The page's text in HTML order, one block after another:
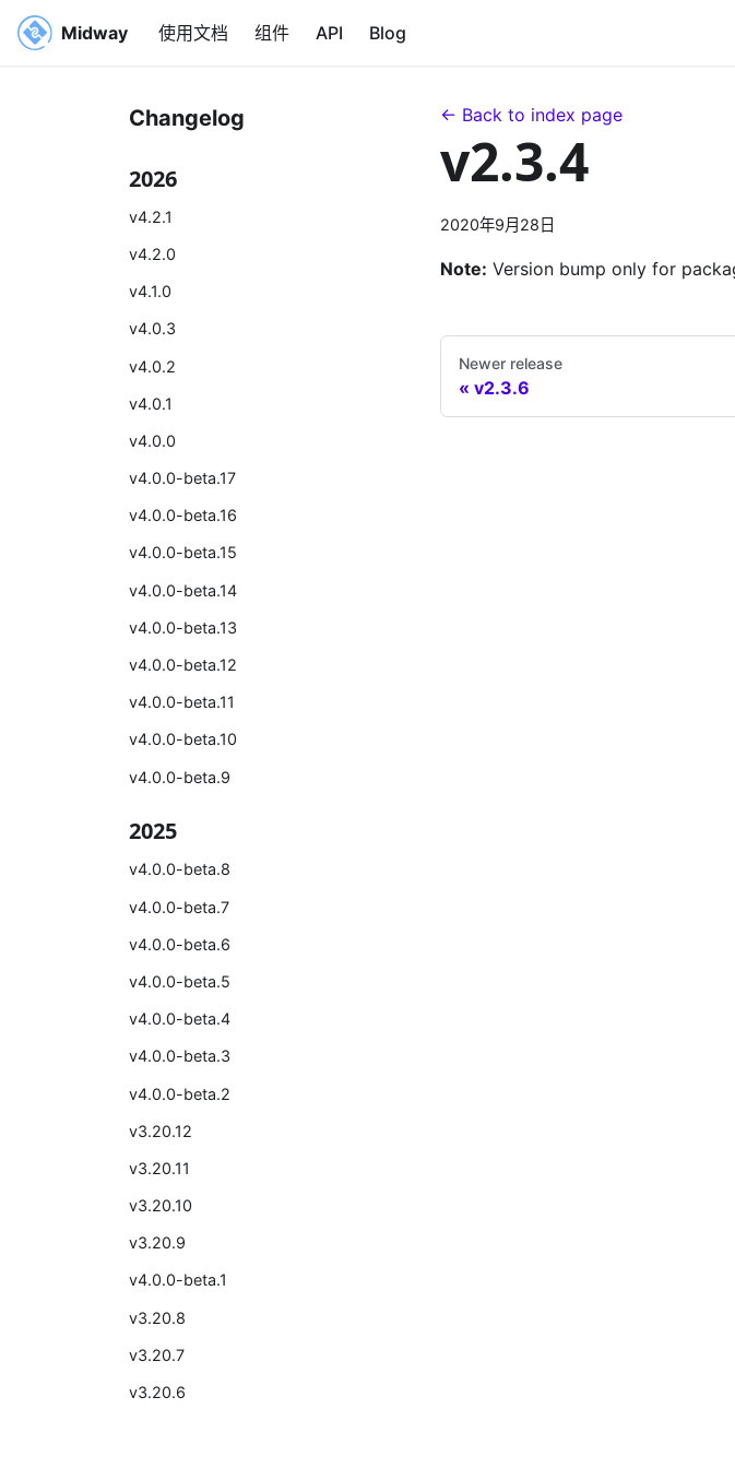
Midway 使用文档 组件 API Blog
Changelog
2026
v4.2.1
v4.2.0
v4.1.0
v4.0.3
v4.0.2
v4.0.1
v4.0.0
v4.0.0-beta.17
v4.0.0-beta.16
v4.0.0-beta.15
v4.0.0-beta.14
v4.0.0-beta.13
v4.0.0-beta.12
v4.0.0-beta.11
v4.0.0-beta.10
v4.0.0-beta.9
2025
v4.0.0-beta.8
v4.0.0-beta.7
v4.0.0-beta.6
v4.0.0-beta.5
v4.0.0-beta.4
v4.0.0-beta.3
v4.0.0-beta.2
v3.20.12
v3.20.11
v3.20.10
v3.20.9
v4.0.0-beta.1
v3.20.8
v3.20.7
v3.20.6
← Back to index page
v2.3.4
2020年9月28日
Note: Version bump only for
Newer release
v2.3.6